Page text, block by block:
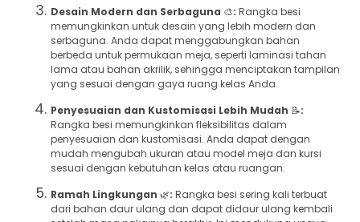
Desain Modern dan Serbaguna 🎨: Rangka besi
memungkinkan untuk desain yang lebih modern dan
serbaguna. Anda dapat menggabungkan bahan
berbeda untuk permukaan meja, seperti laminasi tahan
lama atau bahan akrilik, sehingga menciptakan tampilan
yang sesuai dengan gaya ruang kelas Anda.
Penyesuaian dan Kustomisasi Lebih Mudah 📝:
Rangka besi memungkinkan fleksibilitas dalam
penyesuaian dan kustomisasi. Anda dapat dengan
mudah mengubah ukuran atau model meja dan kursi
sesuai dengan kebutuhan kelas atau ruangan.
Ramah Lingkungan 🌿: Rangka besi sering kali terbuat
dari bahan daur ulang dan dapat didaur ulang kembali